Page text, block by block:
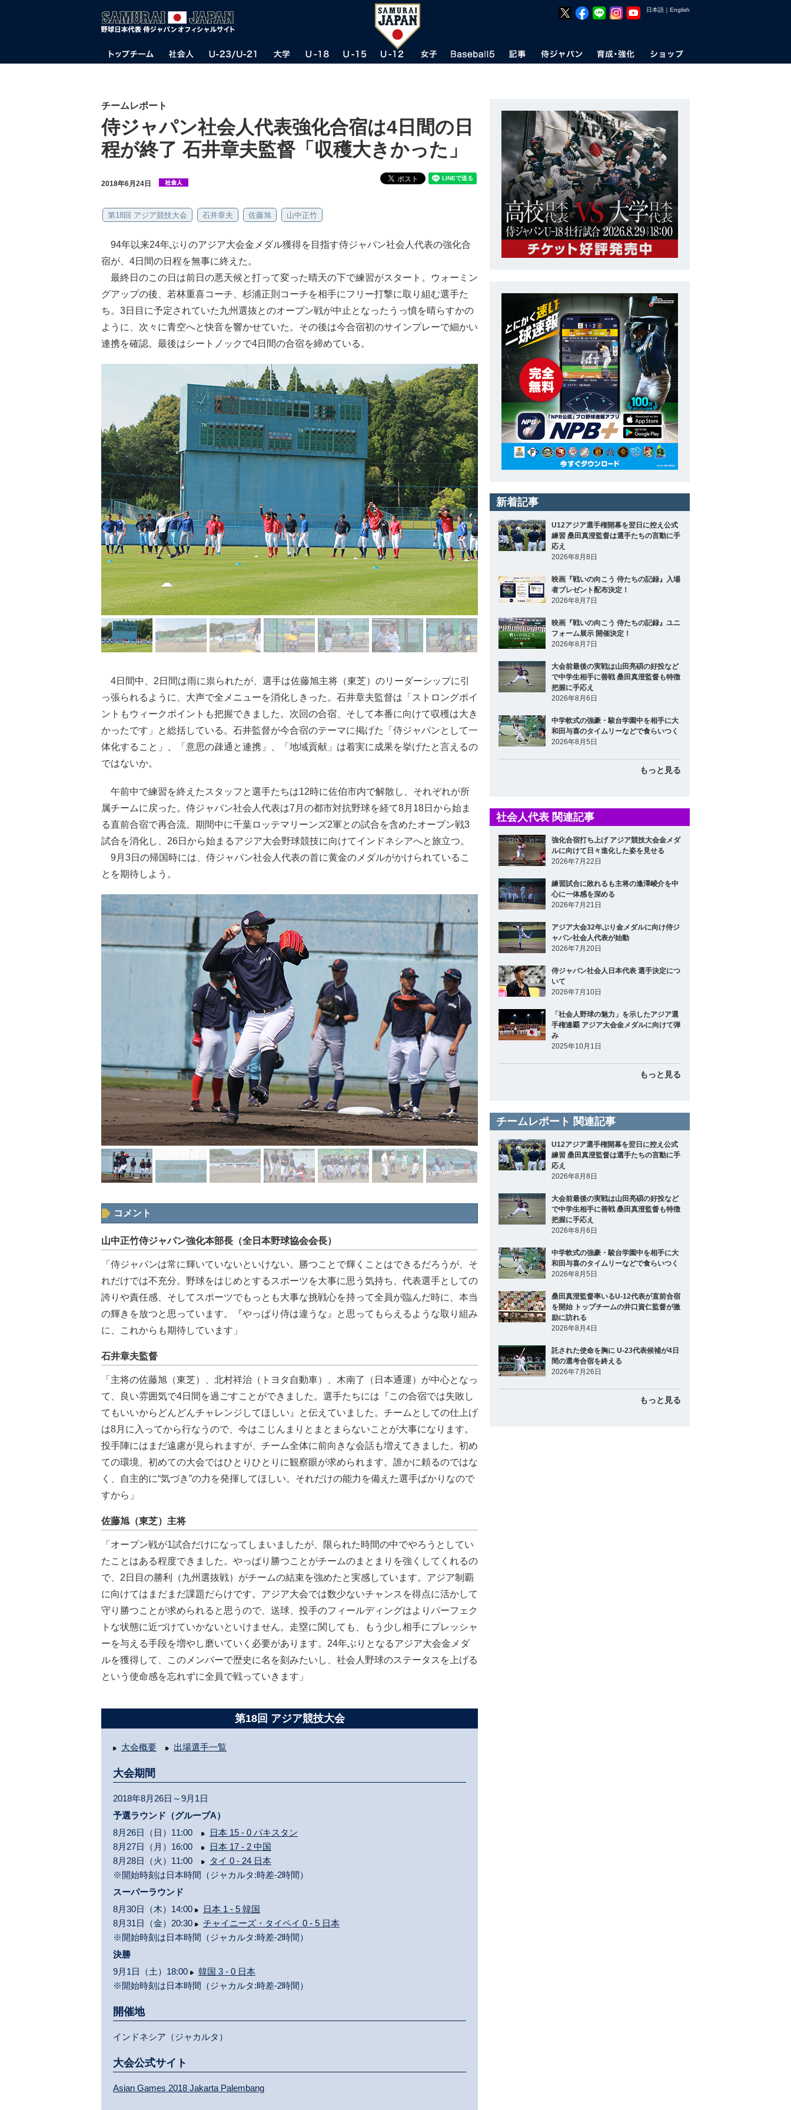
日本語 ｜ English
チームレポート
侍ジャパン社会人代表強化合宿は4日間の日
程が終了 石井章夫監督「収穫大きかった」
2018年6月24日
第18回 アジア競技大会 石井章夫 佐藤旭 山中正竹
94年以来24年ぶりのアジア大会金メダル獲得を目指す侍ジャパン社会人代表の強化合
宿が、4日間の日程を無事に終えた。
最終日のこの日は前日の悪天候と打って変った晴天の下で練習がスタート。ウォーミン
グアップの後、若林重喜コーチ、杉浦正則コーチを相手にフリー打撃に取り組む選手た
ち。3日目に予定されていた九州選抜とのオープン戦が中止となったうっ憤を晴らすかの
ように、次々に青空へと快音を響かせていた。その後は今合宿初のサインプレーで細かい
連携を確認。最後はシートノックで4日間の合宿を締めている。
4日間中、2日間は雨に祟られたが、選手は佐藤旭主将（東芝）のリーダーシップに引
っ張られるように、大声で全メニューを消化しきった。石井章夫監督は「ストロングポイ
ントもウィークポイントも把握できました。次回の合宿、そして本番に向けて収穫は大き
かったです」と総括している。石井監督が今合宿のテーマに掲げた「侍ジャパンとして一
体化すること」、「意思の疎通と連携」、「地域貢献」は着実に成果を挙げたと言えるの
ではないか。
午前中で練習を終えたスタッフと選手たちは12時に佐伯市内で解散し、それぞれが所
属チームに戻った。侍ジャパン社会人代表は7月の都市対抗野球を経て8月18日から始ま
る直前合宿で再合流。期間中に千葉ロッテマリーンズ2軍との試合を含めたオープン戦3
試合を消化し、26日から始まるアジア大会野球競技に向けてインドネシアへと旅立つ。
9月3日の帰国時には、侍ジャパン社会人代表の首に黄金のメダルがかけられているこ
とを期待しよう。
コメント
山中正竹侍ジャパン強化本部長（全日本野球協会会長）
「侍ジャパンは常に輝いていないといけない。勝つことで輝くことはできるだろうが、そ
れだけでは不充分。野球をはじめとするスポーツを大事に思う気持ち、代表選手としての
誇りや責任感、そしてスポーツでもっとも大事な挑戦心を持って全員が臨んだ時に、本当
の輝きを放つと思っています。『やっぱり侍は違うな』と思ってもらえるような取り組み
に、これからも期待しています」
石井章夫監督
「主将の佐藤旭（東芝）、北村祥治（トヨタ自動車）、木南了（日本通運）が中心となっ
て、良い雰囲気で4日間を過ごすことができました。選手たちには『この合宿では失敗し
てもいいからどんどんチャレンジしてほしい』と伝えていました。チームとしての仕上げ
は8月に入ってから行なうので、今はこじんまりとまとまらないことが大事になります。
投手陣にはまだ遠慮が見られますが、チーム全体に前向きな会話も増えてきました。初め
ての環境、初めての大会ではひとりひとりに観察眼が求められます。誰かに頼るのではな
く、自主的に“気づき”の力を発揮してほしい。それだけの能力を備えた選手ばかりなので
すから」
佐藤旭（東芝）主将
「オープン戦が1試合だけになってしまいましたが、限られた時間の中でやろうとしてい
たことはある程度できました。やっぱり勝つことがチームのまとまりを強くしてくれるの
で、2日目の勝利（九州選抜戦）がチームの結束を強めたと実感しています。アジア制覇
に向けてはまだまだ課題だらけです。アジア大会では数少ないチャンスを得点に活かして
守り勝つことが求められると思うので、送球、投手のフィールディングはよりパーフェク
トな状態に近づけていかないといけません。走塁に関しても、もう少し相手にプレッシャ
ーを与える手段を増やし磨いていく必要があります。24年ぶりとなるアジア大会金メダ
ルを獲得して、このメンバーで歴史に名を刻みたいし、社会人野球のステータスを上げる
という使命感を忘れずに全員で戦っていきます」
第18回 アジア競技大会
大会概要 出場選手一覧
大会期間
2018年8月26日～9月1日
予選ラウンド（グループA）
8月26日（日）11:00
日本 15 - 0 パキスタン
8月27日（月）16:00
日本 17 - 2 中国
8月28日（火）11:00
タイ 0 - 24 日本
※開始時刻は日本時間（ジャカルタ:時差-2時間）
スーパーラウンド
8月30日（木）14:00
日本 1 - 5 韓国
8月31日（金）20:30
チャイニーズ・タイペイ 0 - 5 日本
※開始時刻は日本時間（ジャカルタ:時差-2時間）
決勝
9月1日（土）18:00
韓国 3 - 0 日本
※開始時刻は日本時間（ジャカルタ:時差-2時間）
開催地
インドネシア（ジャカルタ）
大会公式サイト
Asian Games 2018 Jakarta Palembang
新着記事
U12アジア選手権開幕を翌日に控え公式
練習 桑田真澄監督は選手たちの言動に手
応え
2026年8月8日
映画『戦いの向こう 侍たちの記録』入場
者プレゼント配布決定！
2026年8月7日
映画『戦いの向こう 侍たちの記録』ユニ
フォーム展示 開催決定！
2026年8月7日
大会前最後の実戦は山田亮碩の好投など
で中学生相手に善戦 桑田真澄監督も特徴
把握に手応え
2026年8月6日
中学軟式の強豪・駿台学園中を相手に大
和田与喜のタイムリーなどで食らいつく
2026年8月5日
もっと見る
社会人代表 関連記事
強化合宿打ち上げ アジア競技大会金メダ
ルに向けて日々進化した姿を見せる
2026年7月22日
練習試合に敗れるも主将の逢澤崚介を中
心に一体感を深める
2026年7月21日
アジア大会32年ぶり金メダルに向け侍ジ
ャパン社会人代表が始動
2026年7月20日
侍ジャパン社会人日本代表 選手決定につ
いて
2026年7月10日
「社会人野球の魅力」を示したアジア選
手権連覇 アジア大会金メダルに向けて弾
み
2025年10月1日
もっと見る
チームレポート 関連記事
U12アジア選手権開幕を翌日に控え公式
練習 桑田真澄監督は選手たちの言動に手
応え
2026年8月8日
大会前最後の実戦は山田亮碩の好投など
で中学生相手に善戦 桑田真澄監督も特徴
把握に手応え
2026年8月6日
中学軟式の強豪・駿台学園中を相手に大
和田与喜のタイムリーなどで食らいつく
2026年8月5日
桑田真澄監督率いるU-12代表が直前合宿
を開始 トップチームの井口資仁監督が激
励に訪れる
2026年8月4日
託された使命を胸に U-23代表候補が4日
間の選考合宿を終える
2026年7月26日
もっと見る